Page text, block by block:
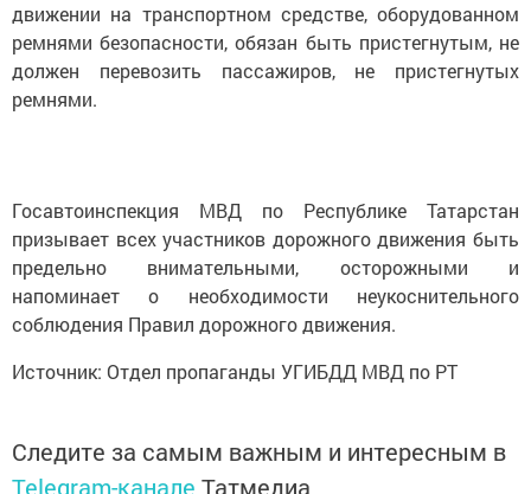
движении на транспортном средстве, оборудованном
ремнями безопасности, обязан быть пристегнутым, не
должен перевозить пассажиров, не пристегнутых
ремнями.
Госавтоинспекция МВД по Республике Татарстан
призывает всех участников дорожного движения быть
предельно внимательными, осторожными и
напоминает о необходимости неукоснительного
соблюдения Правил дорожного движения.
Источник: Отдел пропаганды УГИБДД МВД по РТ
Следите за самым важным и интересным в
Telegram-канале Татмедиа